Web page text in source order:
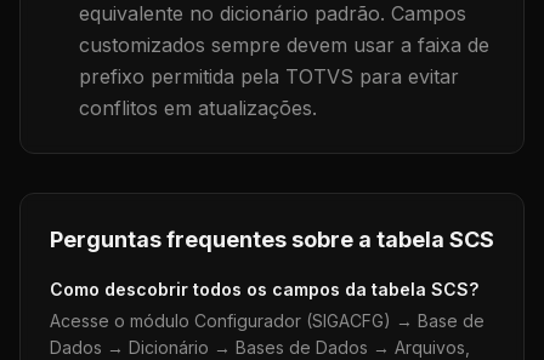
equivalente no dicionário padrão. Campos
customizados sempre devem usar a faixa de
prefixo permitida pela TOTVS para evitar
conflitos em atualizações.
Perguntas frequentes sobre a tabela SCS
Como descobrir todos os campos da tabela SCS?
Acesse o módulo Configurador (SIGACFG) → Base de
Dados → Dicionário → Bases de Dados → Arquivos,